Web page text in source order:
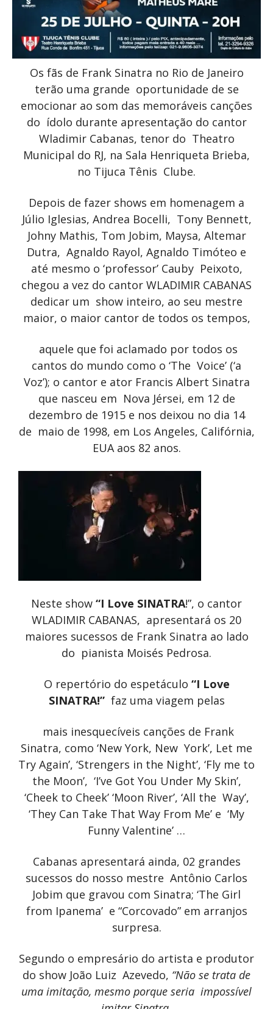
Os fãs de Frank Sinatra no Rio de Janeiro
terão uma grande oportunidade de se
emocionar ao som das memoráveis canções
do ídolo durante apresentação do cantor
Wladimir Cabanas, tenor do Theatro
Municipal do RJ, na Sala Henriqueta Brieba,
no Tijuca Tênis Clube.
Depois de fazer shows em homenagem a
Júlio Iglesias, Andrea Bocelli, Tony Bennett,
Johny Mathis, Tom Jobim, Maysa, Altemar
Dutra, Agnaldo Rayol, Agnaldo Timóteo e
até mesmo o ‘professor’ Cauby Peixoto,
chegou a vez do cantor WLADIMIR CABANAS
dedicar um show inteiro, ao seu mestre
maior, o maior cantor de todos os tempos,
aquele que foi aclamado por todos os
cantos do mundo como o ‘The Voice’ (‘a
Voz’); o cantor e ator Francis Albert Sinatra
que nasceu em Nova Jérsei, em 12 de
dezembro de 1915 e nos deixou no dia 14
de maio de 1998, em Los Angeles, Califórnia,
EUA aos 82 anos.
Neste show “I Love SINATRA!”, o cantor
WLADIMIR CABANAS, apresentará os 20
maiores sucessos de Frank Sinatra ao lado
do pianista Moisés Pedrosa.
O repertório do espetáculo “I Love
SINATRA!”faz uma viagem pelas
mais inesquecíveis canções de Frank
Sinatra, como ‘New York, New York’, Let me
Try Again’, ‘Strengers in the Night’, ‘Fly me to
the Moon’, ‘I’ve Got You Under My Skin’,
‘Cheek to Cheek’ ‘Moon River’, ‘All the Way’,
‘They Can Take That Way From Me’ e ‘My
Funny Valentine’ …
Cabanas apresentará ainda, 02 grandes
sucessos do nosso mestre Antônio Carlos
Jobim que gravou com Sinatra; ‘The Girl
from Ipanema’ e “Corcovado” em arranjos
surpresa.
Segundo o empresário do artista e produtor
do show João Luiz Azevedo, “Não se trata de
uma imitação, mesmo porque seria impossível